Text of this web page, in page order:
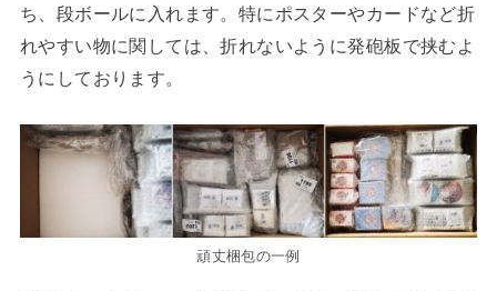
ち、段ボールに入れます。特にポスターやカードなど折
れやすい物に関しては、折れないように発砲板で挟むよ
うにしております。
頑丈梱包の一例